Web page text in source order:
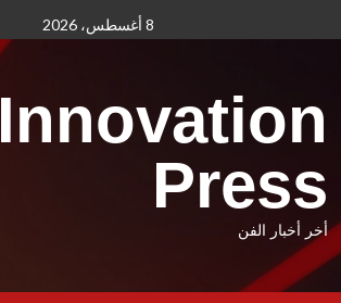
to
8 أغسطس، 2026
Innovation
Press
أخر أخبار الفن